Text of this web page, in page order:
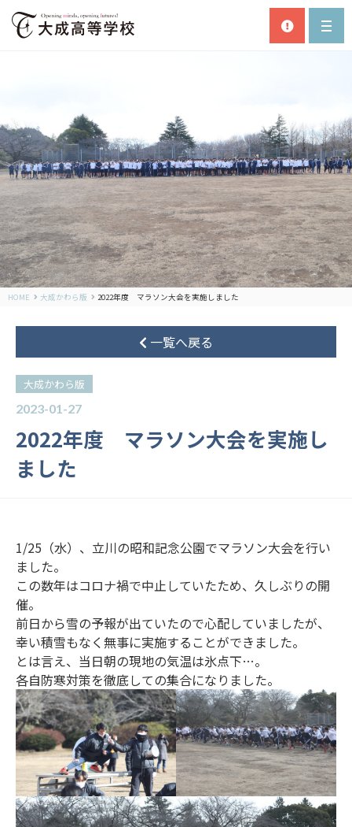
HOME 大成かわら版 2022年度 マラソン大会を実施しました
一覧へ戻る
大成かわら版
2023-01-27
2022年度 マラソン大会を実施し
ました
1/25（水）、立川の昭和記念公園でマラソン大会を行い
ました。
この数年はコロナ禍で中止していたため、久しぶりの開
催。
前日から雪の予報が出ていたので心配していましたが、
幸い積雪もなく無事に実施することができました。
とは言え、当日朝の現地の気温は氷点下…。
各自防寒対策を徹底しての集合になりました。